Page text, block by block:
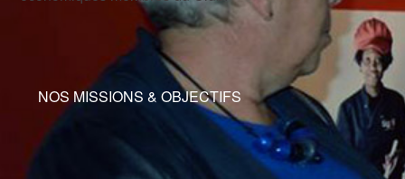
NOS MISSIONS & OBJECTIFS